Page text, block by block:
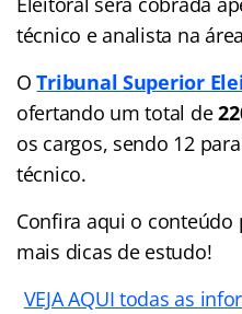
técnico e analista na
OTribunal Superior
ofertando um total de
os cargos, sendo 12
técnico.
Confira aqui o
mais dicas de estudo!
VEJA AQUI todas as